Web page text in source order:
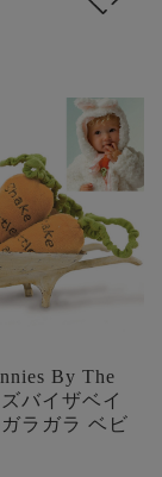
By The
バイザベイ
ラガラ ベビ